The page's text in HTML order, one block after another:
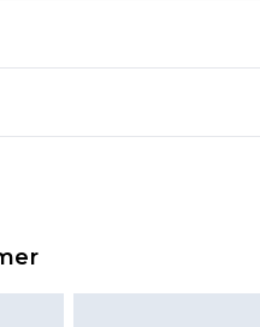
France
France
Shop
un article.